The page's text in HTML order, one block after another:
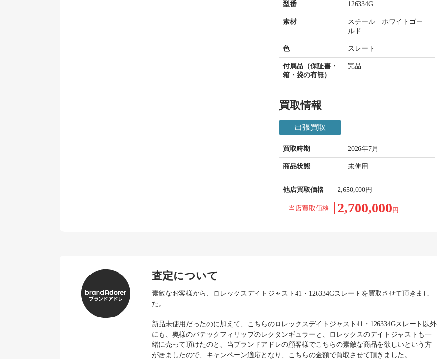
型番 126334G
素材
スチール ホワイトゴー
ルド
色 スレート
付属品（保証書・
箱・袋の有無）
完品
買取情報
出張買取
買取時期 2026年7月
商品状態 未使用
他店買取価格 2,650,000円
当店買取価格 2,700,000 円
査定について
素敵なお客様から、ロレックスデイトジャスト41・126334Gスレートを買取させて頂きまし
た。
新品未使用だったのに加えて、こちらのロレックスデイトジャスト41・126334Gスレート以外
にも、奥様のパテックフィリップのレクタンギュラーと、ロレックスのデイトジャストも一
緒に売って頂けたのと、当ブランドアドレの顧客様でこちらの素敵な商品を欲しいという方
が居ましたので、キャンペーン適応となり、こちらの金額で買取させて頂きました。